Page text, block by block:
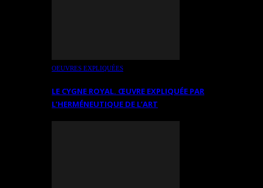
OEUVRES EXPLIQUÉES
LE CYGNE ROYAL. ŒUVRE EXPLIQUÉE PAR
L’HERMÉNEUTIQUE DE L’ART